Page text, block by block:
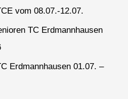
vom 08.07.-12.07.
TC Erdmannhausen
Erdmannhausen 01.07. –